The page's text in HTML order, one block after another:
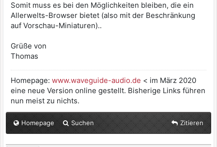
Somit muss es bei den Möglichkeiten bleiben, die ein
Allerwelts-Browser bietet (also mit der Beschränkung
auf Vorschau-Miniaturen)..
Grüße von
Thomas
Homepage: www.waveguide-audio.de < im März 2020
eine neue Version online gestellt. Bisherige Links führen
nun meist zu nichts.
Homepage Suchen Zitieren